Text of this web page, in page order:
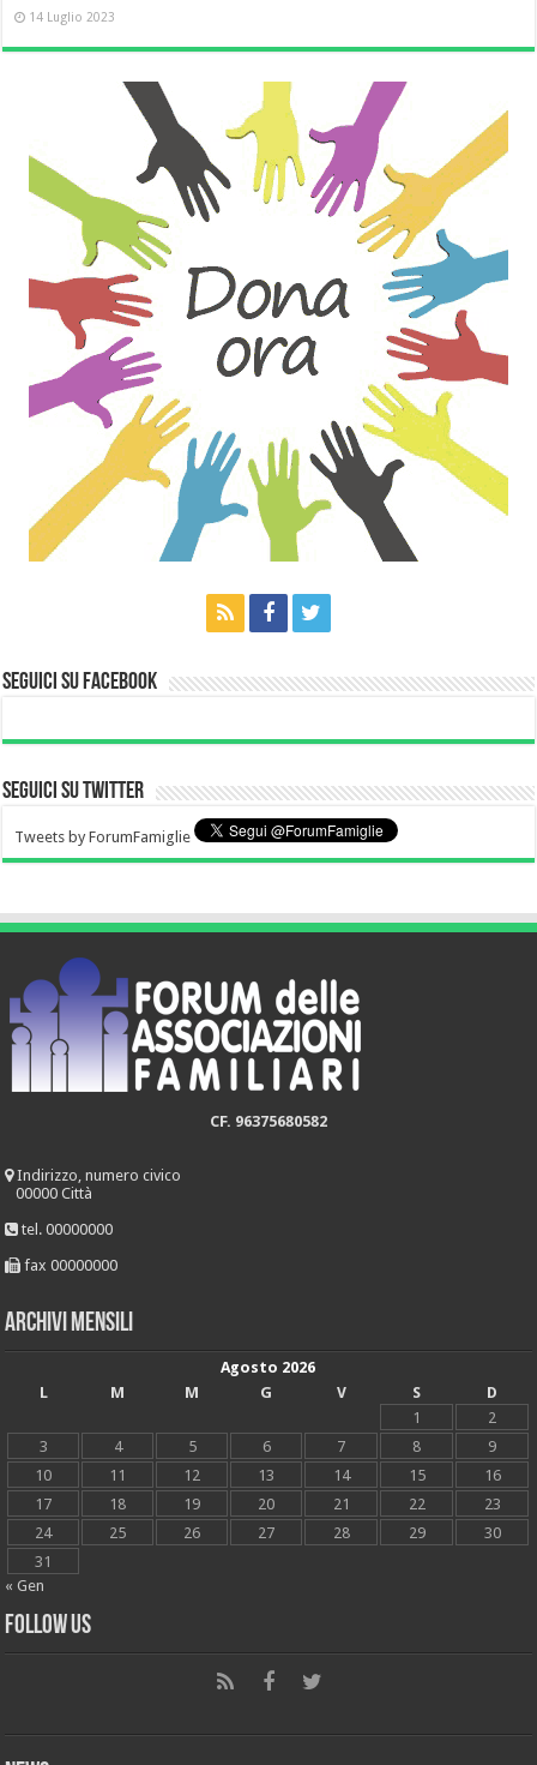
14 Luglio 2023
Seguici su Facebook
Seguici su Twitter
Tweets by ForumFamiglie
CF. 96375680582
Indirizzo, numero civico
00000 Città
tel. 00000000
fax 00000000
Archivi mensili
Agosto 2026
L
M M G V S
D
1
2
3
4 5 6 7 8
9
10
11 12 13 14 15
16
17
18 19 20 21 22
23
24
25 26 27 28 29
30
31
« Gen
Follow Us